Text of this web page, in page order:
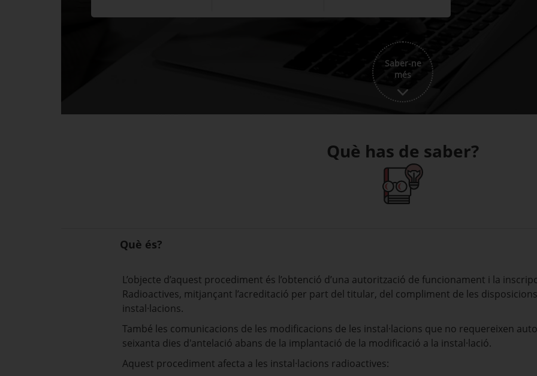
Saber-ne
més
Què has de saber?
Què és?
L’objecte d’aquest procediment és l’obtenció d’una autorització de funcionament i la
Radioactives, mitjançant l’acreditació per part del titular, del compliment de les
instal·lacions.
També les comunicacions de les modificacions de les instal·lacions que no requereixen
seixanta dies d'antelació abans de la implantació de la modificació a la instal·lació.
Aquest procediment afecta a les instal·lacions radioactives: